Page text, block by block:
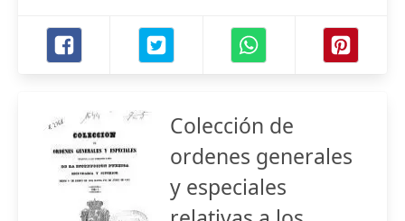
Colección de
ordenes generales
y especiales